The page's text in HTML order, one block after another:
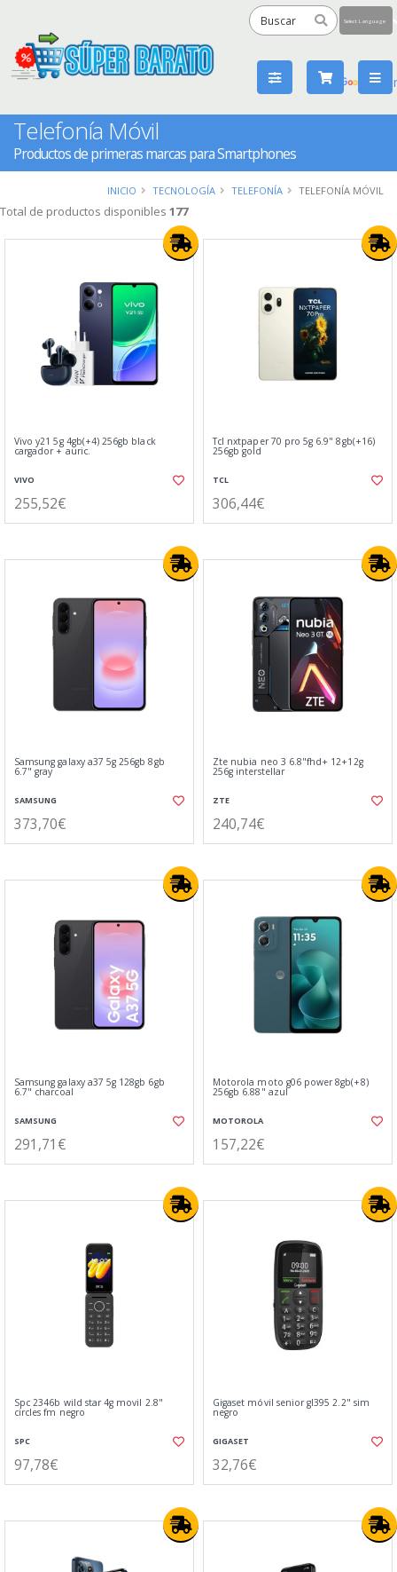
by
Telefonía Móvil
Productos de primeras marcas para Smartphones
INICIO TECNOLOGÍA TELEFONÍA TELEFONÍA MÓVIL
Total de productos disponibles 177
Vivo y21 5g 4gb(+4) 256gb black
cargador + auric.
VIVO
255,52€
Tcl nxtpaper 70 pro 5g 6.9" 8gb(+16)
256gb gold
TCL
306,44€
Samsung galaxy a37 5g 256gb 8gb
6.7" gray
SAMSUNG
373,70€
Zte nubia neo 3 6.8"fhd+ 12+12g
256g interstellar
ZTE
240,74€
Samsung galaxy a37 5g 128gb 6gb
6.7" charcoal
SAMSUNG
291,71€
Motorola moto g06 power 8gb(+8)
256gb 6.88" azul
MOTOROLA
157,22€
Spc 2346b wild star 4g movil 2.8"
circles fm negro
SPC
97,78€
Gigaset móvil senior gl395 2.2" sim
negro
GIGASET
32,76€